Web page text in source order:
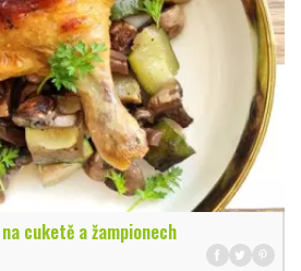
cuketě a žampionech